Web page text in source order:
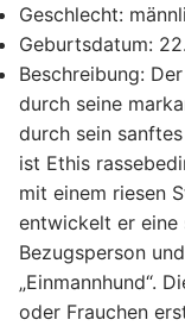
Geschlecht:
Geburtsdatum:
Beschreibung:
durch seine
durch sein
ist Ethis
mit einem riesen
entwickelt er eine
Bezugsperson
„Einmannhund“.
oder Frauchen